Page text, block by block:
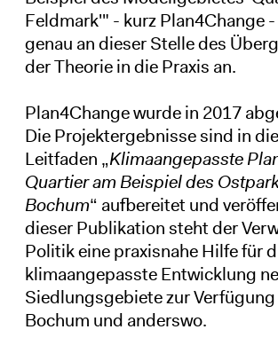
Feldmark'" - kurz Plan4Change
genau an dieser Stelle des
der Theorie in die Praxis an.
Plan4Change wurde in 2017
Die Projektergebnisse sind in
Leitfaden „Klimaangepasste
Quartier am Beispiel des
Bochum“ aufbereitet und
dieser Publikation steht der
Politik eine praxisnahe Hilfe für
klimaangepasste Entwicklung
Siedlungsgebiete zur Verfügung
Bochum und anderswo.